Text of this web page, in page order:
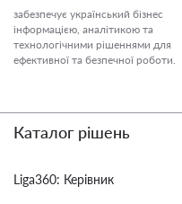
забезпечує український бізнес
інформацією, аналітикою та
технологічними рішеннями для
ефективної та безпечної роботи.
Каталог рішень
Liga360: Керівник